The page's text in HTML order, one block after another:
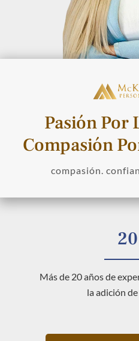
Pasión Por
Compasión
compasión.
Más de 20 años de
la adición